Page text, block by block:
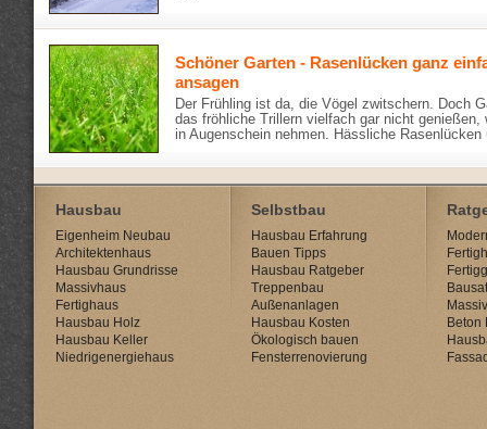
Schöner Garten - Rasenlücken ganz
ansagen
Der Frühling ist da, die Vögel zwitschern. Doch
das fröhliche Trillern vielfach gar nicht genießen,
in Augenschein nehmen. Hässliche
Hausbau
Eigenheim Neubau
Architektenhaus
Hausbau Grundrisse
Massivhaus
Fertighaus
Hausbau Holz
Hausbau Keller
Niedrigenergiehaus
Selbstbau
Hausbau Erfahrung
Bauen Tipps
Hausbau Ratgeber
Treppenbau
Außenanlagen
Hausbau Kosten
Ökologisch bauen
Fensterrenovierung
Beton